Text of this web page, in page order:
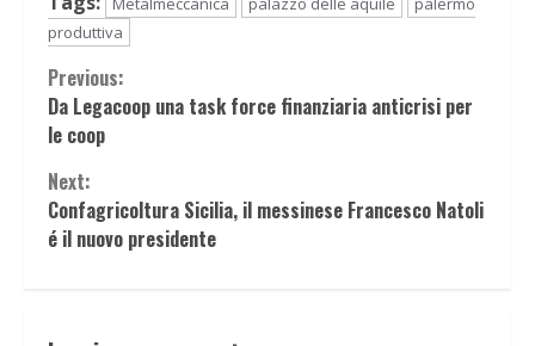
produttiva
Continue
Reading
Previous:
Da Legacoop una task force finanziaria anticrisi per
le coop
Next:
Confagricoltura Sicilia, il messinese Francesco Natoli
é il nuovo presidente